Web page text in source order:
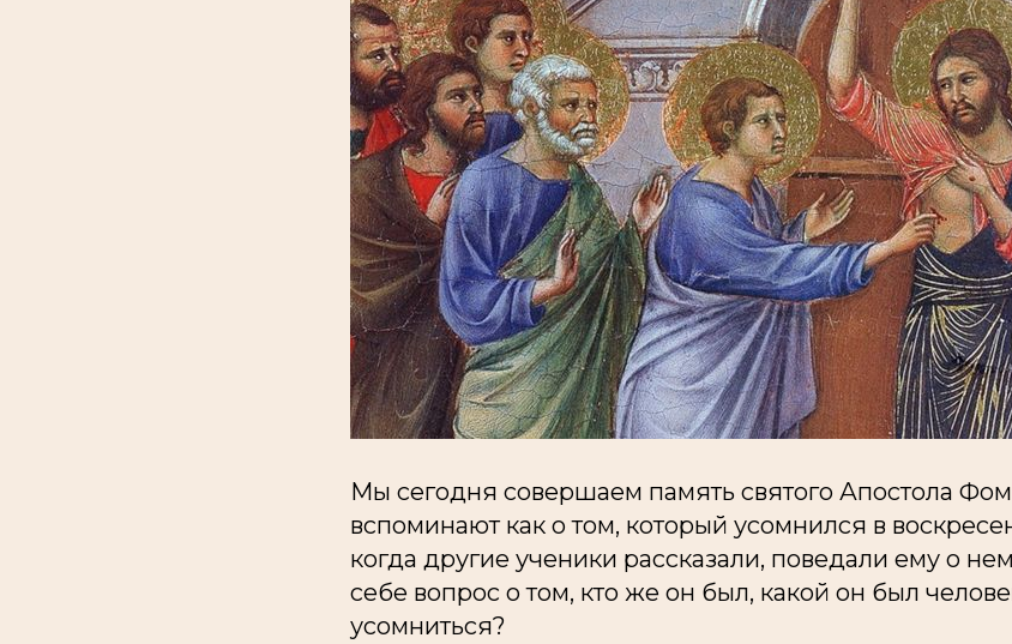
Мы сегодня совершаем память святого Апостола
вспоминают как о том, который усомнился в
когда другие ученики рассказали, поведали ему о
себе вопрос о том, кто же он был, какой он был
усомниться?